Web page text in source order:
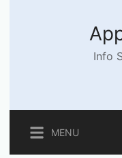
Info
MENU